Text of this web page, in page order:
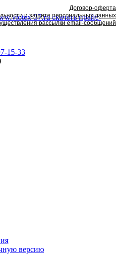
37.ruскачать прайс-
15-33
версию
Договор-оферта
и защите персональных данных
рассылки email-сообщений